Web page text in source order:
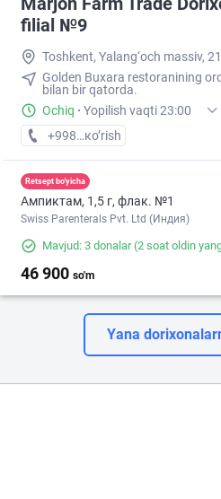
filial №9
Toshkent, Yalang‘och massiv,
Golden Buxara restoranining
bilan bir qatorda.
Ochiq · Yopilish vaqti 23:00
+998 (70) XXX-XX-XX
кo’rish
Retsept bo'yicha
Ампиктам, 1,5 г, флак. №1
Swiss Parenterals Pvt. Ltd (Индия)
Mavjud: 3 donalar(2 soat oldin
46 900 so'm
Yana